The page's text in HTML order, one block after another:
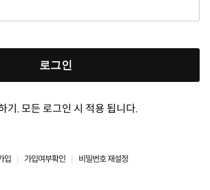
로그인
기. 모든 로그인 시 적용 됩니다.
입 가입여부확인 비밀번호 재설정